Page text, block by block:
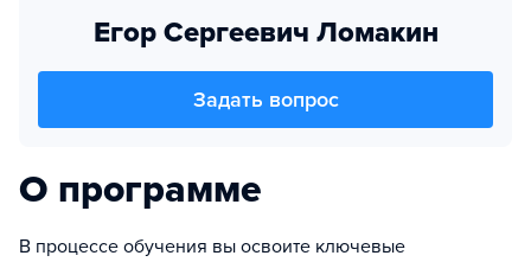
Егор Сергеевич Ломакин
Задать вопрос
О программе
В процессе обучения вы освоите ключевые